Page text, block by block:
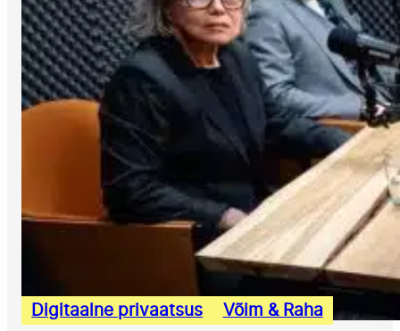
Digitaalne privaatsus Võim & Raha